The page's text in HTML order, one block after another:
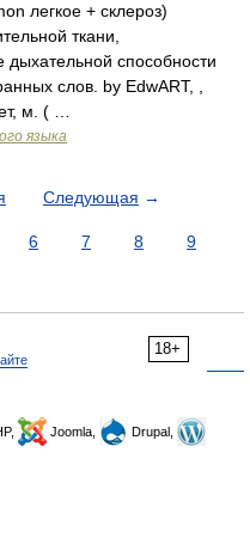
легкое + склероз)
ткани,
способности
слов. by EdwART, ,
м. ( …
языка
Следующая →
6 7 8
9
18+
Joomla,
Drupal,